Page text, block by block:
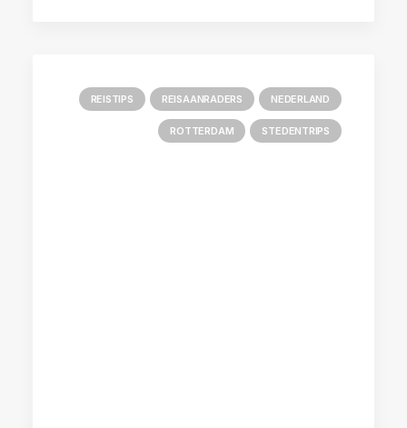
REISTIPS REISAANRADERS NEDERLAND
ROTTERDAM STEDENTRIPS